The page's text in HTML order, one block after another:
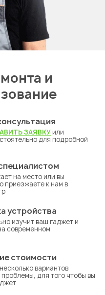
и
ЗАЯВКУ или
для подробной
на место или вы
приезжаете к нам в
устройства
изучит ваш гаджет и
современном
стоимости
вариантов
для того чтобы вы